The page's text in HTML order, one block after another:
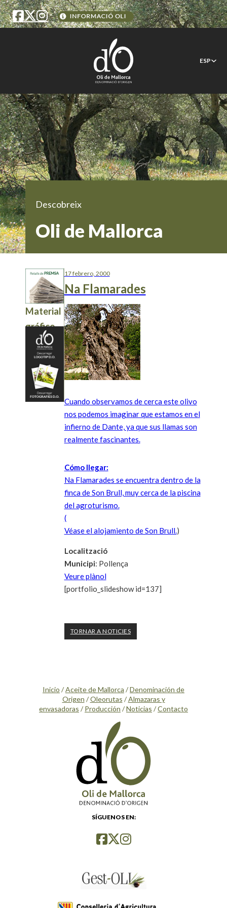
ESP
Descobreix
Oli de Mallorca
Material
gráfico
17 febrero, 2000
Na Flamarades
Cuando observamos de cerca este olivo
nos podemos imaginar que estamos en el
infierno de Dante, ya que sus llamas son
realmente fascinantes.
Cómo llegar:
Na Flamarades se encuentra dentro de la
finca de Son Brull, muy cerca de la piscina
del agroturismo.
(
Véase el alojamiento de Son Brull.)
Localització
Municipi: Pollença
Veure plànol
[portfolio_slideshow id=137]
TORNAR A NOTICIES
Inicio /Aceite de Mallorca /Denominación de
Origen /Oleorutas /Almazaras y
envasadoras / Producción /Noticias /Contacto
SÍGUENOS EN: